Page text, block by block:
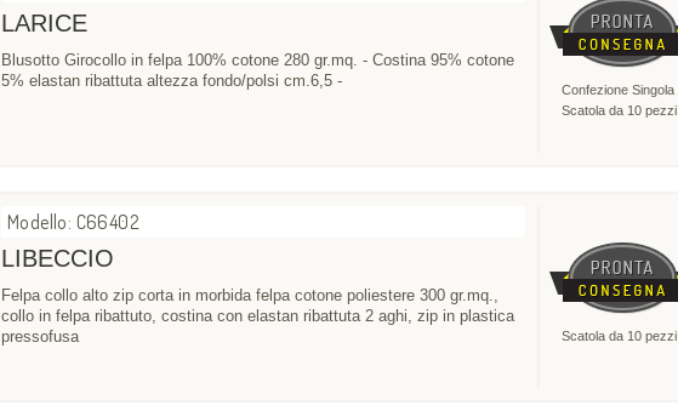
LARICE
Blusotto Girocollo in felpa 100% cotone 280 gr.mq. - Costina 95% cotone
5% elastan ribattuta altezza fondo/polsi cm.6,5 -
Confezione Singola
Scatola da 10 pezzi
Modello: C66402
LIBECCIO
Felpa collo alto zip corta in morbida felpa cotone poliestere 300 gr.mq.,
collo in felpa ribattuto, costina con elastan ribattuta 2 aghi, zip in plastica
pressofusa
Scatola da 10 pezzi